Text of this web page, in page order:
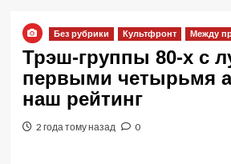
Без рубрики Культфронт Между
Трэш-группы 80-х с
первыми четырьмя
наш рейтинг
2 года тому назад 0